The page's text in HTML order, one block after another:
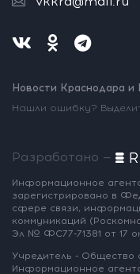
Новости Краснодара и
Нашли ошибку?
Разработано —
Информационное
зарегистрировано в
сфере связи,
коммуникаций
Эл № ФС77-71381 от 17
Учредитель - Общество
Информационное